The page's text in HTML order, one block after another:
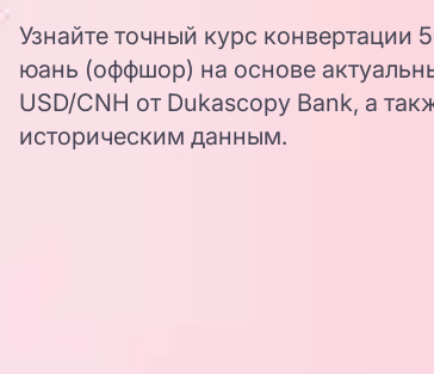
Узнайте точный курс
юань (оффшор) на основе
USD/CNH от Dukascopy Bank, а
историческим данным.